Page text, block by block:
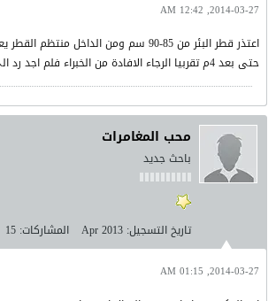
2014-03-27, 12:42 AM
حتى بعد 4م تقربيا الرجاء الافادة من الخبراء فلم اجد رد الى الان
محب المغامرات
باحث جديد
تاريخ التسجيل: Apr 2013 المشاركات: 15
2014-03-27, 01:15 AM